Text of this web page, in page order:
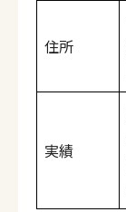
住所
実績